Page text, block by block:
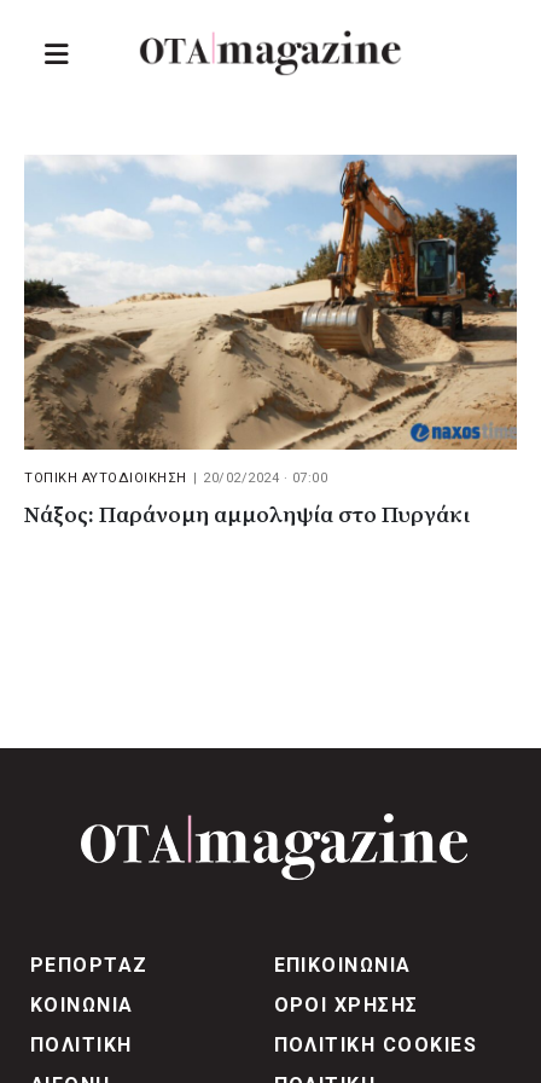
ΤΟΠΙΚΗ ΑΥΤΟΔΙΟΙΚΗΣΗ 20/02/2024 · 07:00
Νάξος: Παράνομη αμμοληψία στο Πυργάκι
ΡΕΠΟΡΤΑΖ
ΚΟΙΝΩΝΙΑ
ΠΟΛΙΤΙΚΗ
ΕΠΙΚΟΙΝΩΝΙΑ
ΟΡΟΙ ΧΡΗΣΗΣ
ΠΟΛΙΤΙΚΗ COOKIES